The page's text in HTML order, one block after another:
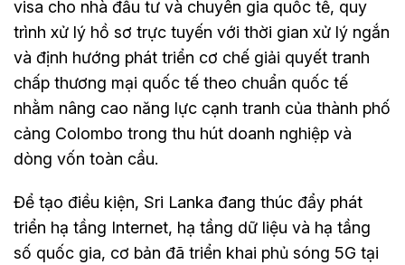
visa cho nhà đầu tư và chuyên gia quốc tế, quy
trình xử lý hồ sơ trực tuyến với thời gian xử lý ngắn
và định hướng phát triển cơ chế giải quyết tranh
chấp thương mại quốc tế theo chuẩn quốc tế
nhằm nâng cao năng lực cạnh tranh của thành phố
cảng Colombo trong thu hút doanh nghiệp và
dòng vốn toàn cầu.
Để tạo điều kiện, Sri Lanka đang thúc đẩy phát
triển hạ tầng Internet, hạ tầng dữ liệu và hạ tầng
số quốc gia, cơ bản đã triển khai phủ sóng 5G tại